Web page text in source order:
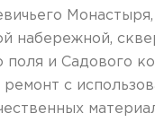
Монастыря,
набережной,
поля и Садового
с